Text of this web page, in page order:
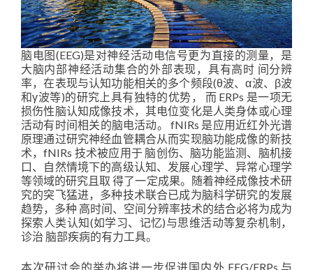
脑电图(EEG)是对神经活动电信号更为直接的测量，是
大脑内部神经活动集合的外部表现，具有高时 间分辨
率，在表现与认知功能相关的多个频段(θ波、α波、β波
和γ波等)的研究上具有独特的优势， 而 ERPs 是一项无
损伤性脑认知成像技术，其电位变化是人类身体或心理
活动有时间相关的脑电活动。 fNIRs 是应用近红外光谱
原理通过研究神经血管耦合从而实现脑功能成像的新技
术，fNIRs 技术被应用于 脑创伤、脑功能监测、脑机接
口、自然情境下的高级认知、发展心理学、异常心理学
等领域的研究且取 得了一定成果。随着神经成像技术研
究的突飞猛进，多种技术联合已成为脑科学研究的发展
趋势，多种 高时间、空间分辨率技术的结合必将为成为
探索人类认知(如学习、记忆)与思维活动等复杂机制，
诊治 脑部疾病的有力工具。
本次研讨会的举办将进一步促进国内外 EEG/ERPs 与